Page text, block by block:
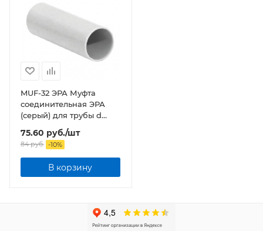
MUF-32 ЭРА Муфта
соединительная ЭРА
(серый) для трубы d
75.60 руб./шт
84руб. -10%
В корзину